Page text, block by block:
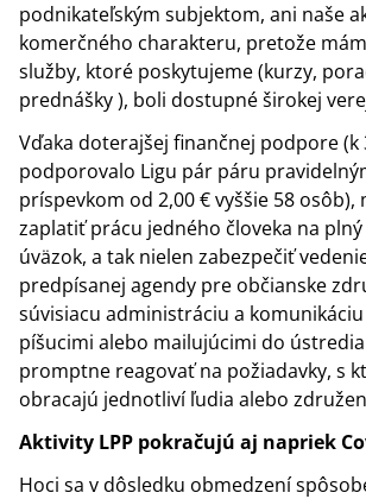
podnikateľským subjektom, ani naše
komerčného charakteru, pretože
služby, ktoré poskytujeme (kurzy,
prednášky ), boli dostupné širokej
Vďaka doterajšej finančnej podpore (k
podporovalo Ligu pár páru
príspevkom od 2,00 € vyššie 58 osôb),
zaplatiť prácu jedného človeka na
úväzok, a tak nielen zabezpečiť
predpísanej agendy pre občianske
súvisiacu administráciu a
píšucimi alebo mailujúcimi do ústredia
promptne reagovať na požiadavky, s
obracajú jednotliví ľudia alebo
Aktivity LPP pokračujú aj napriek
Hoci sa v dôsledku obmedzení